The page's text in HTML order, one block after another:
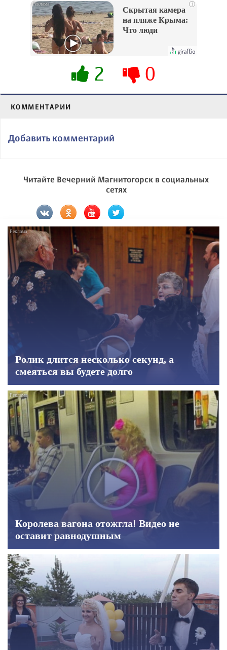
i
Скрытая камера
на пляже Крыма:
Что люди
их не видят...
2 0
КОММЕНТАРИИ
Добавить комментарий
Читайте Вечерний Магнитогорск в социальных
сетях
Ролик длится несколько секунд, а
смеяться вы будете долго
Королева вагона отожгла! Видео не
оставит равнодушным